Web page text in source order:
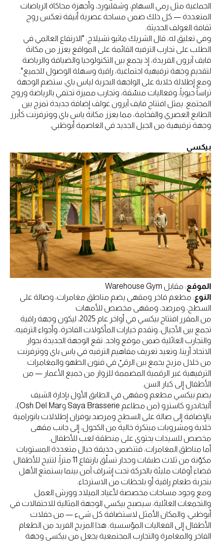
الجماعية مثل رمي السهام، وشفلبورد، وأجهزة محاكاة الرياضات
المتعددة — كل ذلك ضمن مساحة عصرية أنيقة تعكس روح
ثقافة الغولف الحديثة.
وفي تعليق له، قال الشريك ماثيو تشيلاج: "الارتفاع العالمي في
الطلب على تجارب الترفيه القائمة على المواقع يعزز من مكانة
فايف آيرون الفريدة، إذ يجمع بين التكنولوجيا والضيافة والرياضة
لتقديم وجهة ترفيهية اجتماعية، راقية وسهلة الوصول للجميع".
ومع إطلالة خلابة على الواجهة البحرية لياس باي، ستضم الوجهة
تراساً حيوياً، وفعاليات منسّقة، وتجارب مميزة تحتفي بالرياضة وروح
المجتمع. يمثل افتتاح فايف آيرون غولف إضافة جديدة تمزج بين
الطابع العصري والفخامة، مما يعزز مكانة ياس باي ووترفرنت كأبرز
وجهة ترفيهية من الجيل الجديد في العاصمة أبوظبي.
بيكسي
الموقع: مقابل Warehouse Gym
النوع: مطعم فاخر ومقهى يضم مناطق مغامرات، وصالة على
السطح، ومرصد، ومقهى مخصص للأمهات
من المقرر افتتاح بيكسي في أواخر عام 2025، ليكون وجهة راقية
تجمع بين الأجيال، وتقدم خيارات المأكولات الفاخرة، وأجواء الترفيه،
والتجارب العائلية ضمن موقع واحد. تقع الوجهة الجديدة بجوار
الاتحاد أرينا، وتعيد تعريف مفاهيم الترفيه في ياس باي ووترفرنت
من خلال مزيج يجمع بين الرقيّ في فنون الطهو والمغامرات
الترفيهية غير الرقمية المصممة للزوار من جميع الأعمار — من
الأطفال إلى كبار السن.
يضم بيكسي مطعم ومقهى في الطابق الأول بإدارة الشيف
أليخاندرو كاسترو (من مطاعم Saya Brasserie وOsh Del Mar)،
بالإضافة إلى صالة على السطح ومرصد يوفران إطلالات بانورامية
خلابة ومشروبات مبتكرة خالية من الكحول، إلى جانب مقهى
مخصص للسيدات يحتوي على منطقة لعب للأطفال.
أما مناطق المغامرات، فتتضمن حديقة حبال متعددة المستويات
مكوّنة من ثلاث طبقات وجدار تسلّق بارتفاع 11 متراً، لتتيح للأطفال
قضاء أوقات مليئة بالحركة تحت إشراف آمن بينما يستمتع الأهل
بتجربة طعام راقية أو بلحظات من الاسترخاء.
ومع وجود مساحات مخصصة لأعياد الميلاد وورش العمل
والتجمعات العائلية، سيصبح بيكسي الوجهة المثالية للاحتفالات في
أبوظبي، والمكان الأمثل لاستضافة كل شيء — من حفلات
الأطفال إلى الفعاليات المؤسسية. هذا المزيج الفريد من الطعام
الفاخر والمغامرة والتجارب المجتمعية يجعل من بيكسي وجهة